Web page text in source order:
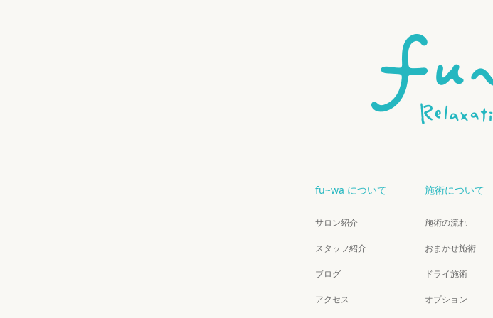
fu~wa について
サロン紹介
スタッフ紹介
ブログ
アクセス
施術について
施術の流れ
おまかせ施術
ドライ施術
オプション